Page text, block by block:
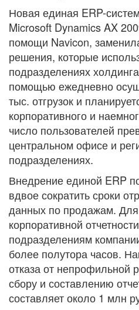
Новая единая ERP-
Microsoft Dynamics AX
помощи Navicon,
решения, которые
подразделениях
помощью ежедневно
тыс. отгрузок и
корпоративного и
число пользователей
центральном офисе и
подразделениях.
Внедрение единой ERP
вдвое сократить сроки
данных по продажам.
корпоративной
подразделениям
более полутора часов.
отказа от непрофильной
сбору и составлению
составляет около 1 млн